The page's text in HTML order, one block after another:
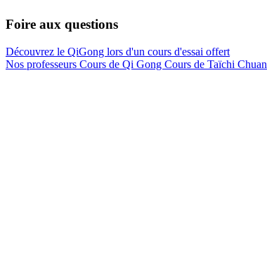
Foire aux questions
Découvrez le QiGong lors d'un cours d'essai offert
Nos professeurs Cours de Qi Gong Cours de Taïchi Chuan